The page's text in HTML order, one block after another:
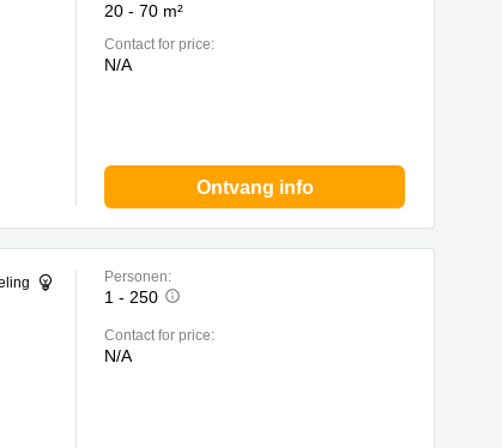
20 - 70 m²
Contact for price:
N/A
Ontvang info
Personen:
1 - 250
Contact for price:
N/A